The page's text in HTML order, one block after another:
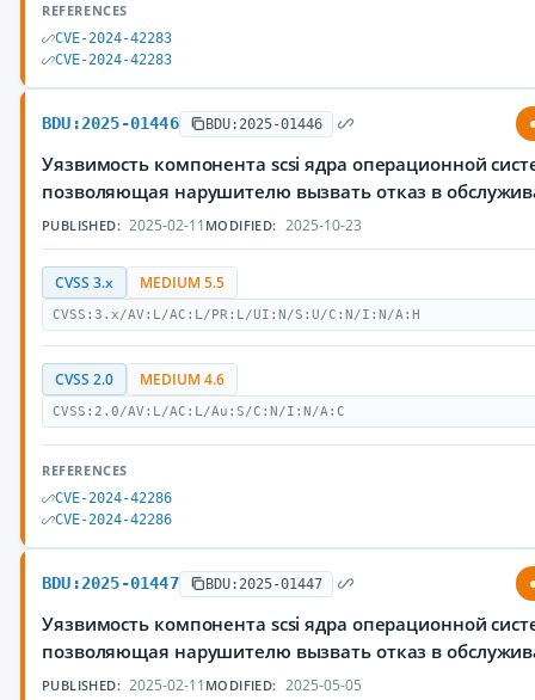
REFERENCES
CVE-2024-42283
CVE-2024-42283
BDU:2025-01446 BDU:2025-01446
Уязвимость компонента scsi ядра операционной
позволяющая нарушителю вызвать отказ в
PUBLISHED: 2025-02-11 MODIFIED: 2025-10-23
CVSS 3.x MEDIUM 5.5
CVSS:3.x/AV:L/AC:L/PR:L/UI:N/S:U/C:N/I:N/A:H
CVSS 2.0 MEDIUM 4.6
CVSS:2.0/AV:L/AC:L/Au:S/C:N/I:N/A:C
REFERENCES
CVE-2024-42286
CVE-2024-42286
BDU:2025-01447 BDU:2025-01447
Уязвимость компонента scsi ядра операционной
позволяющая нарушителю вызвать отказ в
PUBLISHED: 2025-02-11 MODIFIED: 2025-05-05